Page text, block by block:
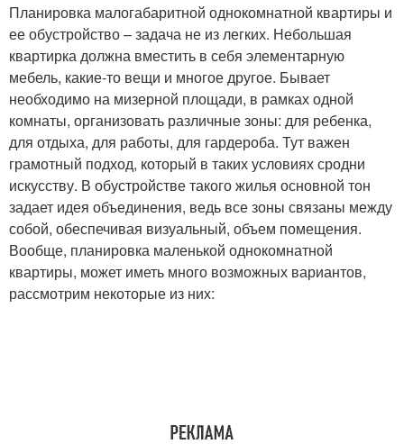
Планировка малогабаритной однокомнатной квартиры и
ее обустройство – задача не из легких. Небольшая
квартирка должна вместить в себя элементарную
мебель, какие-то вещи и многое другое. Бывает
необходимо на мизерной площади, в рамках одной
комнаты, организовать различные зоны: для ребенка,
для отдыха, для работы, для гардероба. Тут важен
грамотный подход, который в таких условиях сродни
искусству. В обустройстве такого жилья основной тон
задает идея объединения, ведь все зоны связаны между
собой, обеспечивая визуальный, объем помещения.
Вообще, планировка маленькой однокомнатной
квартиры, может иметь много возможных вариантов,
рассмотрим некоторые из них: